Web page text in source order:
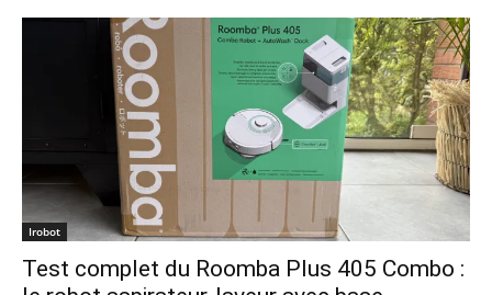
Irobot
Test complet du Roomba Plus 405 Combo :